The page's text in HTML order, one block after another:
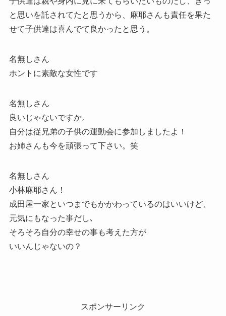
と思いを託されてたと思うから、麻耶さんも責任を果た
せて子供達は喜んでて良かったと思う。
名無しさん
ホントに素敵な女性です
名無しさん
良いじゃないですか。
自分は従兄弟の子供の運動会に参加しましたよ！
お姉さんも今を頑張って下さい。笑
名無しさん
小林麻耶さん！
成田屋一家といつまでもかかわっているのはいいけど、
元気にもなった事だし､
そろそろ自分の幸せの事も考えた方が
いいんじゃないの？
スポンサーリンク